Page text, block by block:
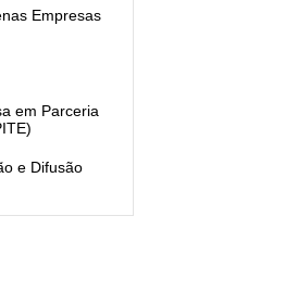
Empresas
em Parceria
e Difusão